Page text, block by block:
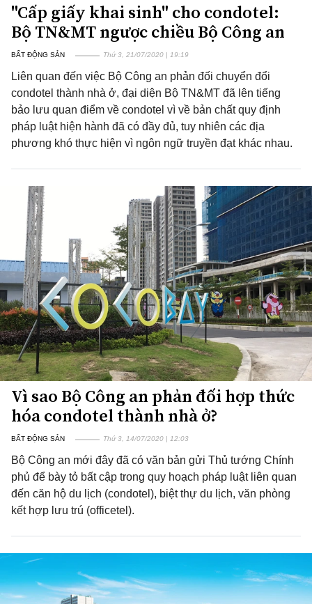
"Cấp giấy khai sinh" cho condotel:
Bộ TN&MT ngược chiều Bộ Công an
BẤT ĐỘNG SẢN Thứ 3, 21/07/2020 | 19:19
Liên quan đến việc Bộ Công an phản đối chuyển đổi
condotel thành nhà ở, đại diện Bộ TN&MT đã lên tiếng
bảo lưu quan điểm về condotel vì về bản chất quy định
pháp luật hiện hành đã có đầy đủ, tuy nhiên các địa
phương khó thực hiện vì ngôn ngữ truyền đạt khác nhau.
Vì sao Bộ Công an phản đối hợp thức
hóa condotel thành nhà ở?
BẤT ĐỘNG SẢN Thứ 3, 14/07/2020 | 12:03
Bộ Công an mới đây đã có văn bản gửi Thủ tướng Chính
phủ để bày tỏ bất cập trong quy hoạch pháp luật liên quan
đến căn hộ du lịch (condotel), biệt thự du lịch, văn phòng
kết hợp lưu trú (officetel).